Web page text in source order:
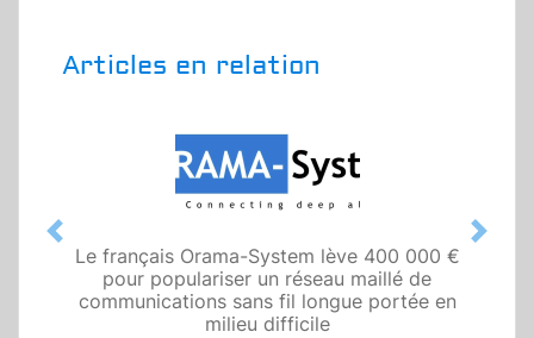
Articles en relation
Le français Orama-System lève 400 000 €
pour populariser un réseau maillé de
communications sans fil longue portée en
milieu difficile
Previous Next